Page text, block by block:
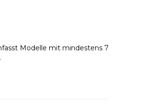
Modelle mit mindestens 7